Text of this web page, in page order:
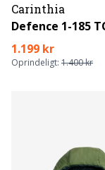
Carinthia
1.199 kr
Oprindeligt: 1.400 kr